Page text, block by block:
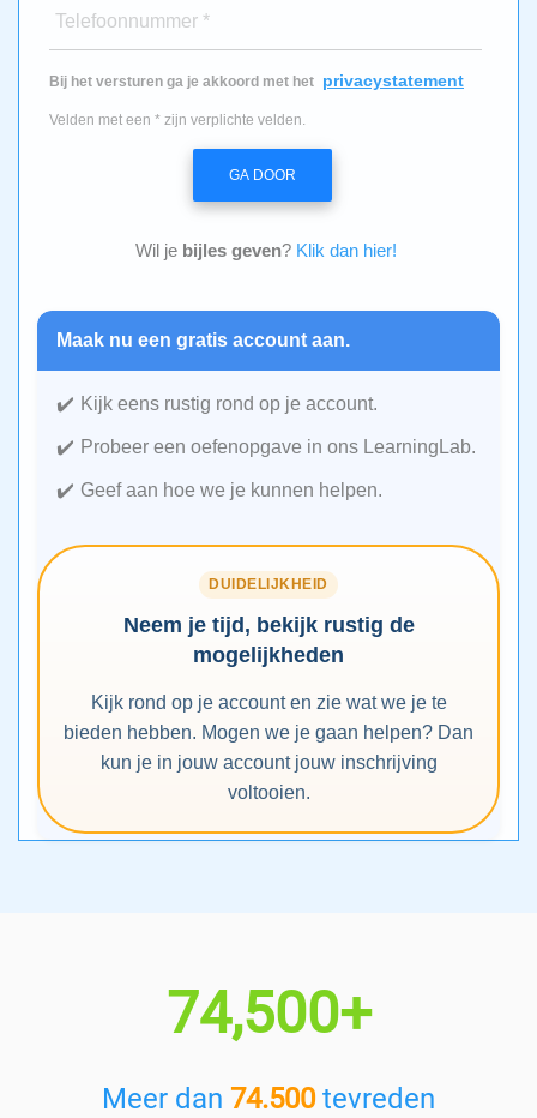
Telefoonnummer *
Bij het versturen ga je akkoord met het privacystatement
Velden met een * zijn verplichte velden.
GA DOOR
Wil je bijles geven? Klik dan hier!
Maak nu een gratis account aan.
Kijk eens rustig rond op je account.
Probeer een oefenopgave in ons LearningLab.
Geef aan hoe we je kunnen helpen.
DUIDELIJKHEID
Neem je tijd, bekijk rustig de
mogelijkheden
Kijk rond op je account en zie wat we je te
bieden hebben. Mogen we je gaan helpen? Dan
kun je in jouw account jouw inschrijving
voltooien.
74,500+
Meer dan 74.500tevreden